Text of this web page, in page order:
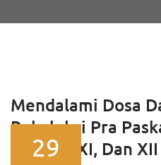
Mendalami Dosa
Rekoleksi Pra
Kelas X, XI, Dan XII
29